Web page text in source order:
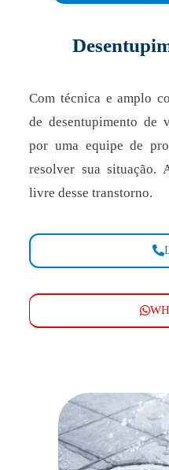
Com técnica e amplo
de desentupimento de
por uma equipe de
resolver sua situação.
livre desse transtorno.